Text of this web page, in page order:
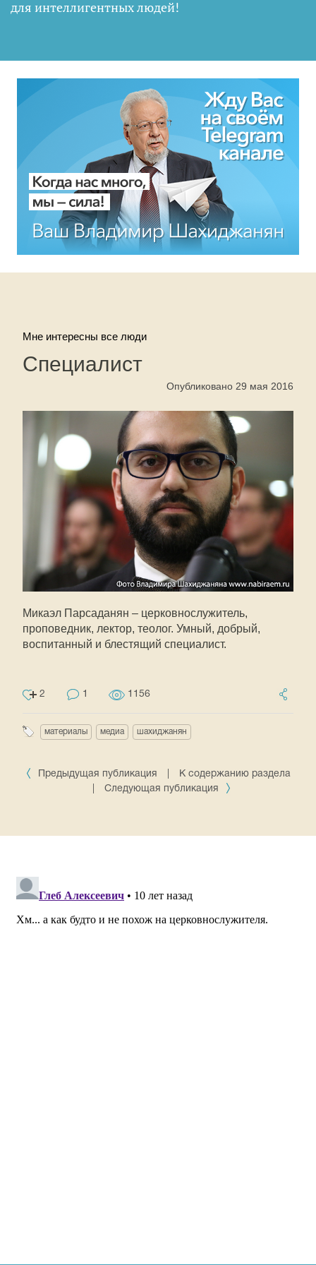
для интеллигентных людей!
Мне интересны все люди
Специалист
Опубликовано 29 мая 2016
Микаэл Парсаданян – церковнослужитель,
проповедник, лектор, теолог. Умный, добрый,
воспитанный и блестящий специалист.
2 1 1156
материалы медиа шахиджанян
Предыдущая публикация
К содержанию раздела
Следующая публикация